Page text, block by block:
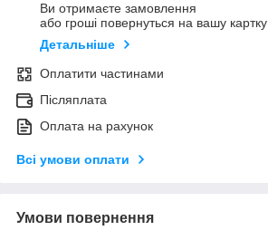
Ви отримаєте замовлення
або гроші повернуться на вашу картку
Детальніше
Оплатити частинами
Післяплата
Оплата на рахунок
Всі умови оплати
Умови повернення